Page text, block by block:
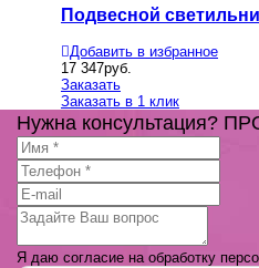
Подвесной
Добавить в избранное
17 347руб.
Заказать
Заказать в 1 клик
Нужна консультация?
Я даю согласие на обработку